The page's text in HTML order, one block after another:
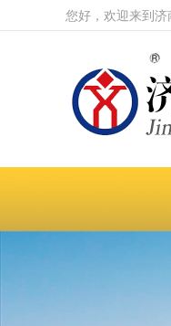
您好，欢迎来到济